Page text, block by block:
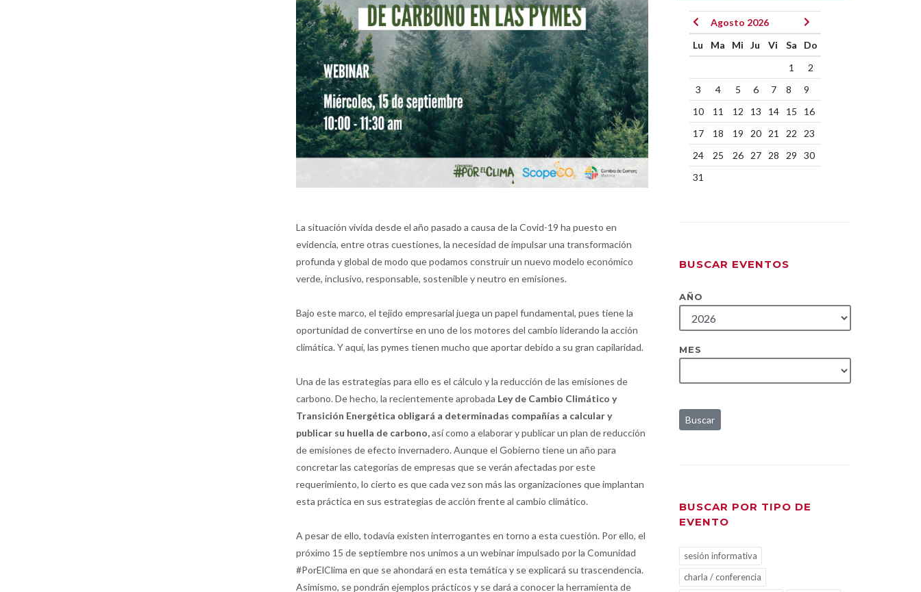
La situación vivida desde el año pasado a causa de la Covid-19 ha puesto en
evidencia, entre otras cuestiones, la necesidad de impulsar una transformación
profunda y global de modo que podamos construir un nuevo modelo económico
verde, inclusivo, responsable, sostenible y neutro en emisiones.
Bajo este marco, el tejido empresarial juega un papel fundamental, pues tiene la
oportunidad de convertirse en uno de los motores del cambio liderando la acción
climática. Y aquí, las pymes tienen mucho que aportar debido a su gran capilaridad.
Una de las estrategias para ello es el cálculo y la reducción de las emisiones de
carbono. De hecho, la recientemente aprobada Ley de Cambio Climático y
Transición Energética obligará a determinadas compañías a calcular y
publicar su huella de carbono,así como a elaborar y publicar un plan de reducción
de emisiones de efecto invernadero. Aunque el Gobierno tiene un año para
concretar las categorías de empresas que se verán afectadas por este
requerimiento, lo cierto es que cada vez son más las organizaciones que implantan
esta práctica en sus estrategias de acción frente al cambio climático.
A pesar de ello, todavía existen interrogantes en torno a esta cuestión. Por ello, el
próximo 15 de septiembre nos unimos a un webinar impulsado por la Comunidad
#PorElClima en que se ahondará en esta temática y se explicará su trascendencia.
Asimismo, se pondrán ejemplos prácticos y se dará a conocer la herramienta de
Agosto 2026
Lu
Ma Mi Ju Vi Sa
Do
1
2
3
4 5 6 7 8
9
10
11 12 13 14 15
16
17
18 19 20 21 22
23
24
25 26 27 28 29
30
31
BUSCAR EVENTOS
AÑO
MES
Buscar
BUSCAR POR TIPO DE
EVENTO
sesión informativa
charla / conferencia